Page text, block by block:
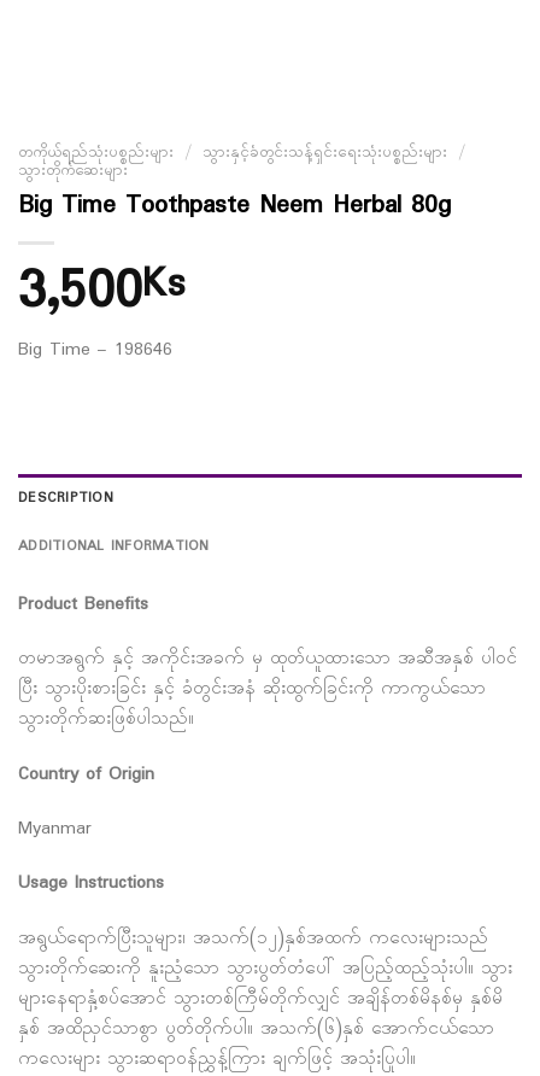
တကိုယ်ရည်သုံးပစ္စည်းများ / သွားနှင့်ခံတွင်းသန့်ရှင်းရေးသုံးပစ္စည်းများ /
သွားတိုက်ဆေးများ
Big Time Toothpaste Neem Herbal 80g
3,500Ks
Big Time – 198646
DESCRIPTION
ADDITIONAL INFORMATION
Product Benefits
တမာအရွက် နှင့် အကိုင်းအခက် မှ ထုတ်ယူထားသော အဆီအနှစ် ပါ၀င်
ပြီး သွားပိုးစားခြင်း နှင့် ခံတွင်းအနံ ဆိုးထွက်ခြင်းကို ကာကွယ်သော
သွားတိုက်ဆးဖြစ်ပါသည်။
Country of Origin
Myanmar
Usage Instructions
အရွယ်ရောက်ပြီးသူများ၊ အသက်(၁၂)နှစ်အထက် ကလေးများသည်
သွားတိုက်ဆေးကို နူးညံ့သော သွားပွတ်တံပေါ် အပြည့်ထည့်သုံးပါ။ သွား
များနေရာနှံ့စပ်အောင် သွားတစ်ကြီမ်တိုက်လျှင် အချိန်တစ်မိနစ်မှ နှစ်မိ
နှစ် အထိညှင်သာစွာ ပွတ်တိုက်ပါ။ အသက်(၆)နှစ် အောက်ငယ်သော
ကလေးများ သွားဆရာ၀န်ညွှန့်ကြား ချက်ဖြင့် အသုံးပြုပါ။